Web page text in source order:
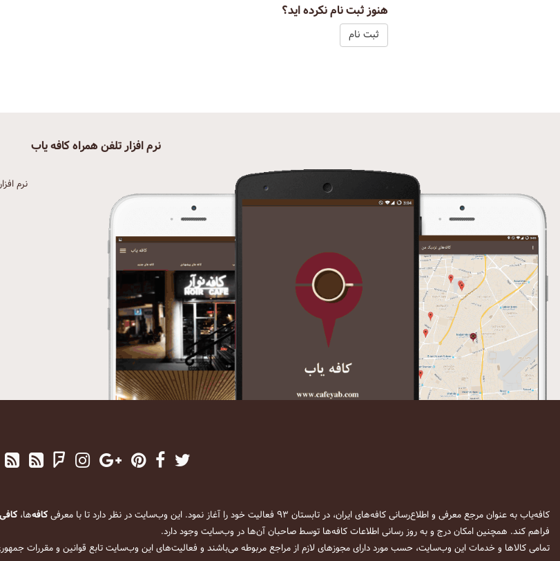
هنوز ثبت نام نکرده اید؟
ثبت نام
نرم افزار تلفن همراه کافه یاب
نرم
کافه‌یاب به عنوان مرجع معرفی و اطلاع‌رسانی کافه‌های ایران، در تابستان ۹۳ فعالیت خود را آغاز نمود. این وب‌سایت در نظر دارد تا با معرفی کافه‌ها،
فراهم کند. همچنین امکان درج و به روز رسانی اطلاعات کافه‌ها توسط صاحبان آن‌ها در وب‌سایت وجود دارد.
تمامی کالاها و خدمات این وب‌سایت، حسب مورد دارای مجوزهای لازم از مراجع مربوطه می‌باشند و فعالیت‌های این وب‌سایت تابع قوانین و مقررات